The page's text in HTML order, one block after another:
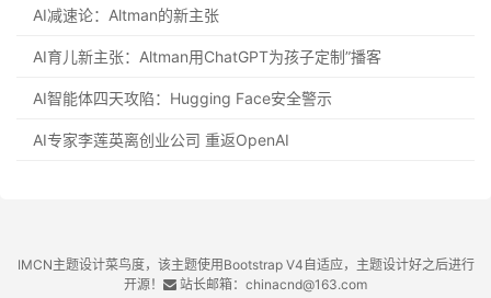
AI减速论：Altman的新主张
AI育儿新主张：Altman用ChatGPT为孩子定制”播客
AI智能体四天攻陷：Hugging Face安全警示
AI专家李莲英离创业公司 重返OpenAI
IMCN主题设计菜鸟度，该主题使用Bootstrap V4自适应，主题设计好之后进行
开源！
站长邮箱：chinacnd@163.com